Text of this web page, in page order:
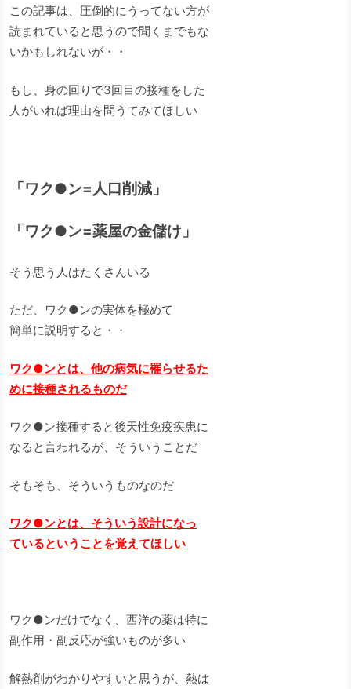
この記事は、圧倒的にうってない方が
読まれていると思うので聞くまでもな
いかもしれないが・・
もし、身の回りで3回目の接種をした
人がいれば理由を問うてみてほしい
「ワク●ン=人口削減」
「ワク●ン=薬屋の金儲け」
そう思う人はたくさんいる
ただ、ワク●ンの実体を極めて
簡単に説明すると・・
ワク●ンとは、他の病気に罹らせるた
めに接種されるものだ
ワク●ン接種すると後天性免疫疾患に
なると言われるが、そういうことだ
そもそも、そういうものなのだ
ワク●ンとは、そういう設計になっ
ているということを覚えてほしい
ワク●ンだけでなく、西洋の薬は特に
副作用・副反応が強いものが多い
解熱剤がわかりやすいと思うが、熱は